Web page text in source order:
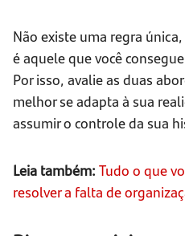
Não existe uma regra
é aquele que você
Por isso, avalie as duas
melhor se adapta à sua
assumir o controle da sua
Leia também: Tudo o que
resolver a falta de